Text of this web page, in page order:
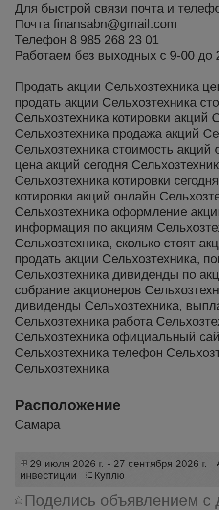
Для быстрой связи почта и
Почта finansabn@gmail.com
Телефон 8 985 268 23 01
Работаем без выходных с 9-00 до
Продать акции Сельхозтехника
продать акции Сельхозтехника
Сельхозтехника котировки акций
Сельхозтехника продажа акций
Сельхозтехника стоимость акций
цена акций сегодня
Сельхозтехника котировки
котировки акций онлайн
Сельхозтехника оформление
информация по акциям
Сельхозтехника, сколько стоят
продать акции Сельхозтехника,
Сельхозтехника дивиденды по
собрание акционеров
дивиденды Сельхозтехника,
Сельхозтехника работа
Сельхозтехника официальный
Сельхозтехника телефон
Сельхозтехника
Расположение
Самара
29 июля 2026 г. - 27 сентября 2026 г.
инвестиции
Куплю
Поделись объявлением с